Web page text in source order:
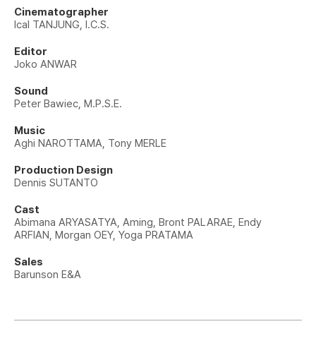
Cinematographer
Ical TANJUNG, I.C.S.
Editor
Joko ANWAR
Sound
Peter Bawiec, M.P.S.E.
Music
Aghi NAROTTAMA, Tony MERLE
Production Design
Dennis SUTANTO
Cast
Abimana ARYASATYA, Aming, Bront PALARAE, Endy
ARFIAN, Morgan OEY, Yoga PRATAMA
Sales
Barunson E&A